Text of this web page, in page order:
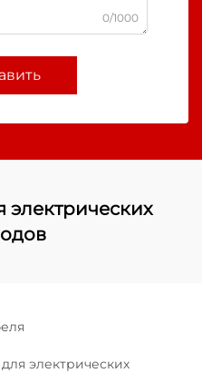
0/1000
электрических
электрических